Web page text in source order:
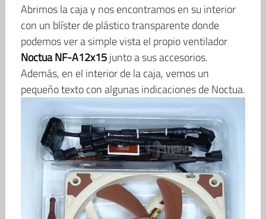
Abrimos la caja y nos encontramos en su interior
con un blíster de plástico transparente donde
podemos ver a simple vista el propio ventilador
Noctua NF-A12x15junto a sus accesorios.
Además, en el interior de la caja, vemos un
pequeño texto con algunas indicaciones de Noctua.